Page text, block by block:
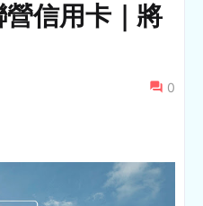
信用卡｜將
0